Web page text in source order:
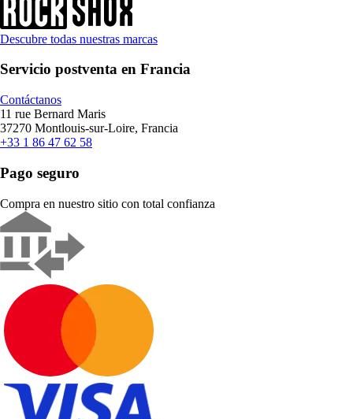
Descubre todas nuestras marcas
Servicio postventa en Francia
Contáctanos
11 rue Bernard Maris
37270 Montlouis-sur-Loire, Francia
+33 1 86 47 62 58
Pago seguro
Compra en nuestro sitio con total confianza